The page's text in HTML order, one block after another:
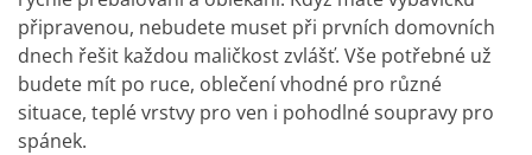
připravenou, nebudete muset při prvních domovních
dnech řešit každou maličkost zvlášť. Vše potřebné už
budete mít po ruce, oblečení vhodné pro různé
situace, teplé vrstvy pro ven i pohodlné soupravy pro
spánek.